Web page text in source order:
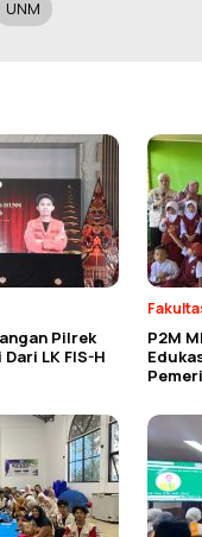
UNM
Pilrek
LK FIS-H
P2M